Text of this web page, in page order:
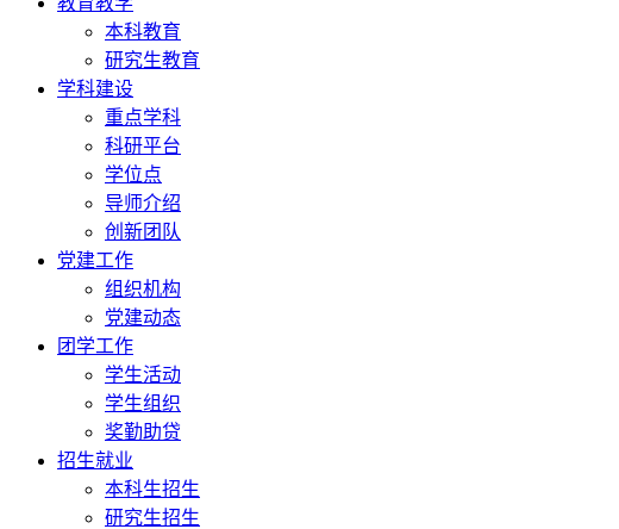
本科教育
研究生教育
学科建设
重点学科
科研平台
学位点
导师介绍
创新团队
党建工作
组织机构
党建动态
团学工作
学生活动
学生组织
奖勤助贷
招生就业
本科生招生
研究生招生